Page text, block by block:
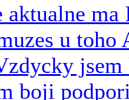
aktualne
u
boji